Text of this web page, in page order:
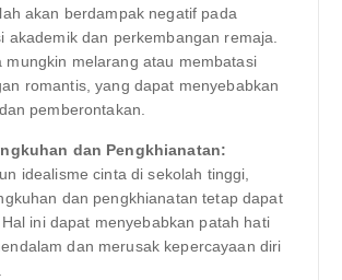
akan berdampak negatif pada
akademik dan perkembangan remaja.
mungkin melarang atau membatasi
romantis, yang dapat menyebabkan
pemberontakan.
dan Pengkhianatan:
idealisme cinta di sekolah tinggi,
dan pengkhianatan tetap dapat
ini dapat menyebabkan patah hati
dan merusak kepercayaan diri